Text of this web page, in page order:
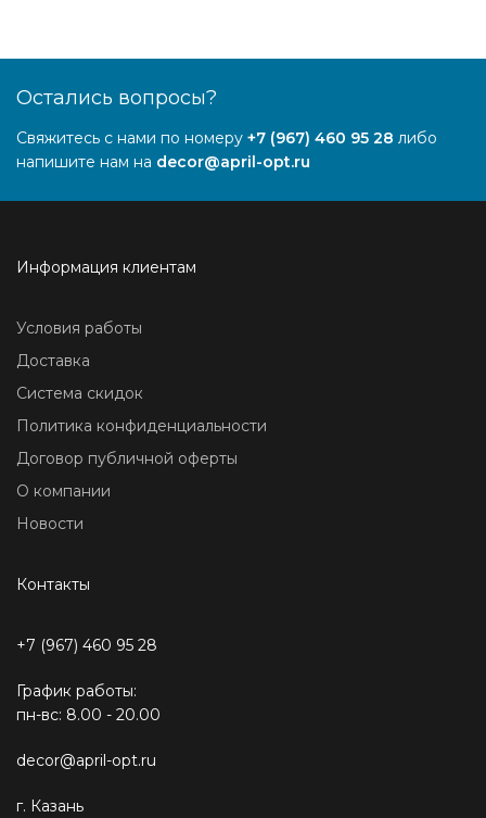
Остались вопросы?
Свяжитесь с нами по номеру +7 (967) 460 95 28 либо
напишите нам на decor@april-opt.ru
Информация клиентам
Условия работы
Доставка
Система скидок
Политика конфиденциальности
Договор публичной оферты
О компании
Новости
Контакты
+7 (967) 460 95 28
График работы:
пн-вс: 8.00 - 20.00
decor@april-opt.ru
г. Казань